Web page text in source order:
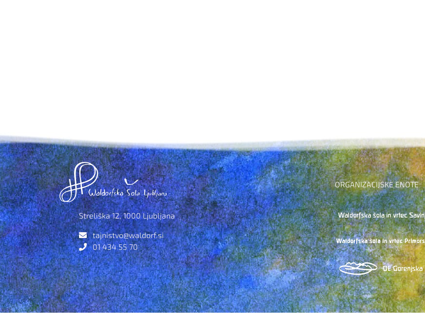
Streliška 12, 1000 Ljubljana
tajnistvo@waldorf.si
01 434 55 70
ORGANIZACIJSKE ENOTE